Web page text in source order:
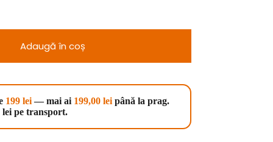
Adaugă în coș
199 lei— mai ai 199,00 leipână la prag.
lei pe transport.